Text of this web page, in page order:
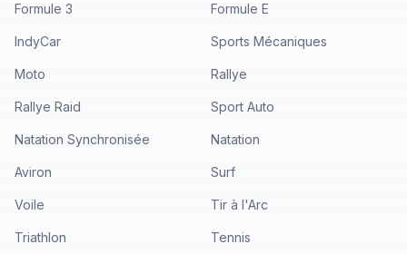
Formule 3 Formule E
IndyCar Sports Mécaniques
Moto Rallye
Rallye Raid Sport Auto
Natation Synchronisée Natation
Aviron Surf
Voile Tir à l'Arc
Triathlon Tennis